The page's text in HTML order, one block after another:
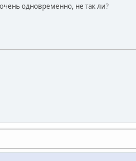
одновременно, не так ли?